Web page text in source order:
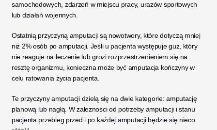
samochodowych, zdarzeń w miejscu pracy, urazów sportowych
lub działań wojennych.
Ostatnią przyczyną amputacji są nowotwory, które dotyczą mniej
niż 2% osób po amputacji. Jeśli u pacjenta występuje guz, który
nie reaguje na leczenie lub grozi rozprzestrzenieniem się na
resztę organizmu, konieczna może być amputacja kończyny w
celu ratowania życia pacjenta.
Te przyczyny amputacji dzielą się na dwie kategorie: amputację
planową lub nagłą. W zależności od potrzeby amputacji i stanu
pacjenta przebieg przed i po każdej amputacji będzie się nieco